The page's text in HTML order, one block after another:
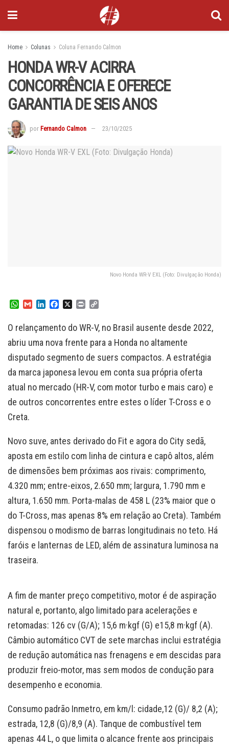
Home Colunas Coluna Fernando Calmon
HONDA WR-V ACIRRA
CONCORRÊNCIA E OFERECE
GARANTIA DE SEIS ANOS
por Fernando Calmon 23/10/2025
Novo Honda WR-V EXL (Foto: Divulgação Honda)
W
t
s
p
p
G
i
l
k
e
I
n
c
e
b
o
k
X
P
i
n
t
p
y
L
n
k
O relançamento do WR-V, no Brasil ausente desde 2022,
abriu uma nova frente para a Honda no altamente
disputado segmento de suers compactos. A estratégia
da marca japonesa levou em conta sua própria oferta
atual no mercado (HR-V, com motor turbo e mais caro) e
de outros concorrentes entre estes o líder T-Cross e o
Creta.
Novo suve, antes derivado do Fit e agora do City sedã,
aposta em estilo com linha de cintura e capô altos, além
de dimensões bem próximas aos rivais: comprimento,
4.320 mm; entre-eixos, 2.650 mm; largura, 1.790 mm e
altura, 1.650 mm. Porta-malas de 458 L (23% maior que o
do T-Cross, mas apenas 8% em relação ao Creta). Também
dispensou o modismo de barras longitudinais no teto. Há
faróis e lanternas de LED, além de assinatura luminosa na
traseira.
A fim de manter preço competitivo, motor é de aspiração
natural e, portanto, algo limitado para acelerações e
retomadas: 126 cv (G/A); 15,6 m·kgf (G) e15,8 m·kgf (A).
Câmbio automático CVT de sete marchas inclui estratégia
de redução automática nas frenagens e em descidas para
produzir freio-motor, mas sem modos de condução para
desempenho e economia.
Consumo padrão Inmetro, em km/l: cidade,12 (G)/ 8,2 (A);
estrada, 12,8 (G)/8,9 (A). Tanque de combustível tem
apenas 44 L, o que limita o alcance frente aos principais